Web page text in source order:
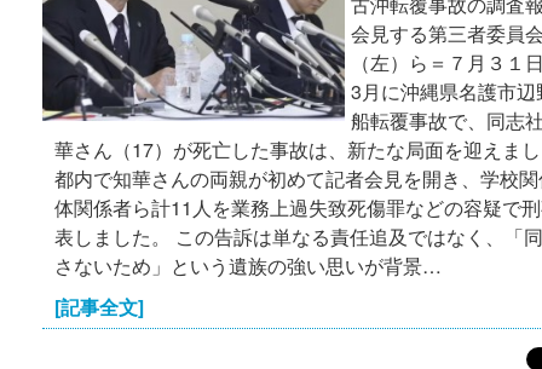
会見する第三者委員
（左）ら＝７月３１
3月に沖縄県名護市
船転覆事故で、同志
華さん（17）が死亡した事故は、新たな局面を迎えま
都内で知華さんの両親が初めて記者会見を開き、学校
体関係者ら計11人を業務上過失致死傷罪などの容疑で
表しました。 この告訴は単なる責任追及ではなく、「
さないため」という遺族の強い思いが背景…
[記事全文]